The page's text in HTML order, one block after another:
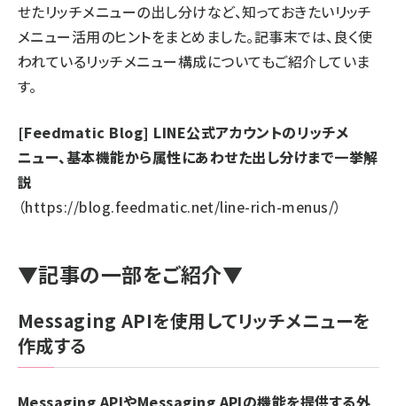
せたリッチメニューの出し分けなど、知っておきたいリッチ
メニュー活用のヒントをまとめました。記事末では、良く使
われているリッチメニュー構成についてもご紹介していま
す。
[Feedmatic Blog] LINE公式アカウントのリッチメ
ニュー、基本機能から属性にあわせた出し分けまで一挙解
説
（https://blog.feedmatic.net/line-rich-menus/）
▼記事の一部をご紹介▼
Messaging APIを使用してリッチメニューを
作成する
Messaging APIやMessaging APIの機能を提供する外